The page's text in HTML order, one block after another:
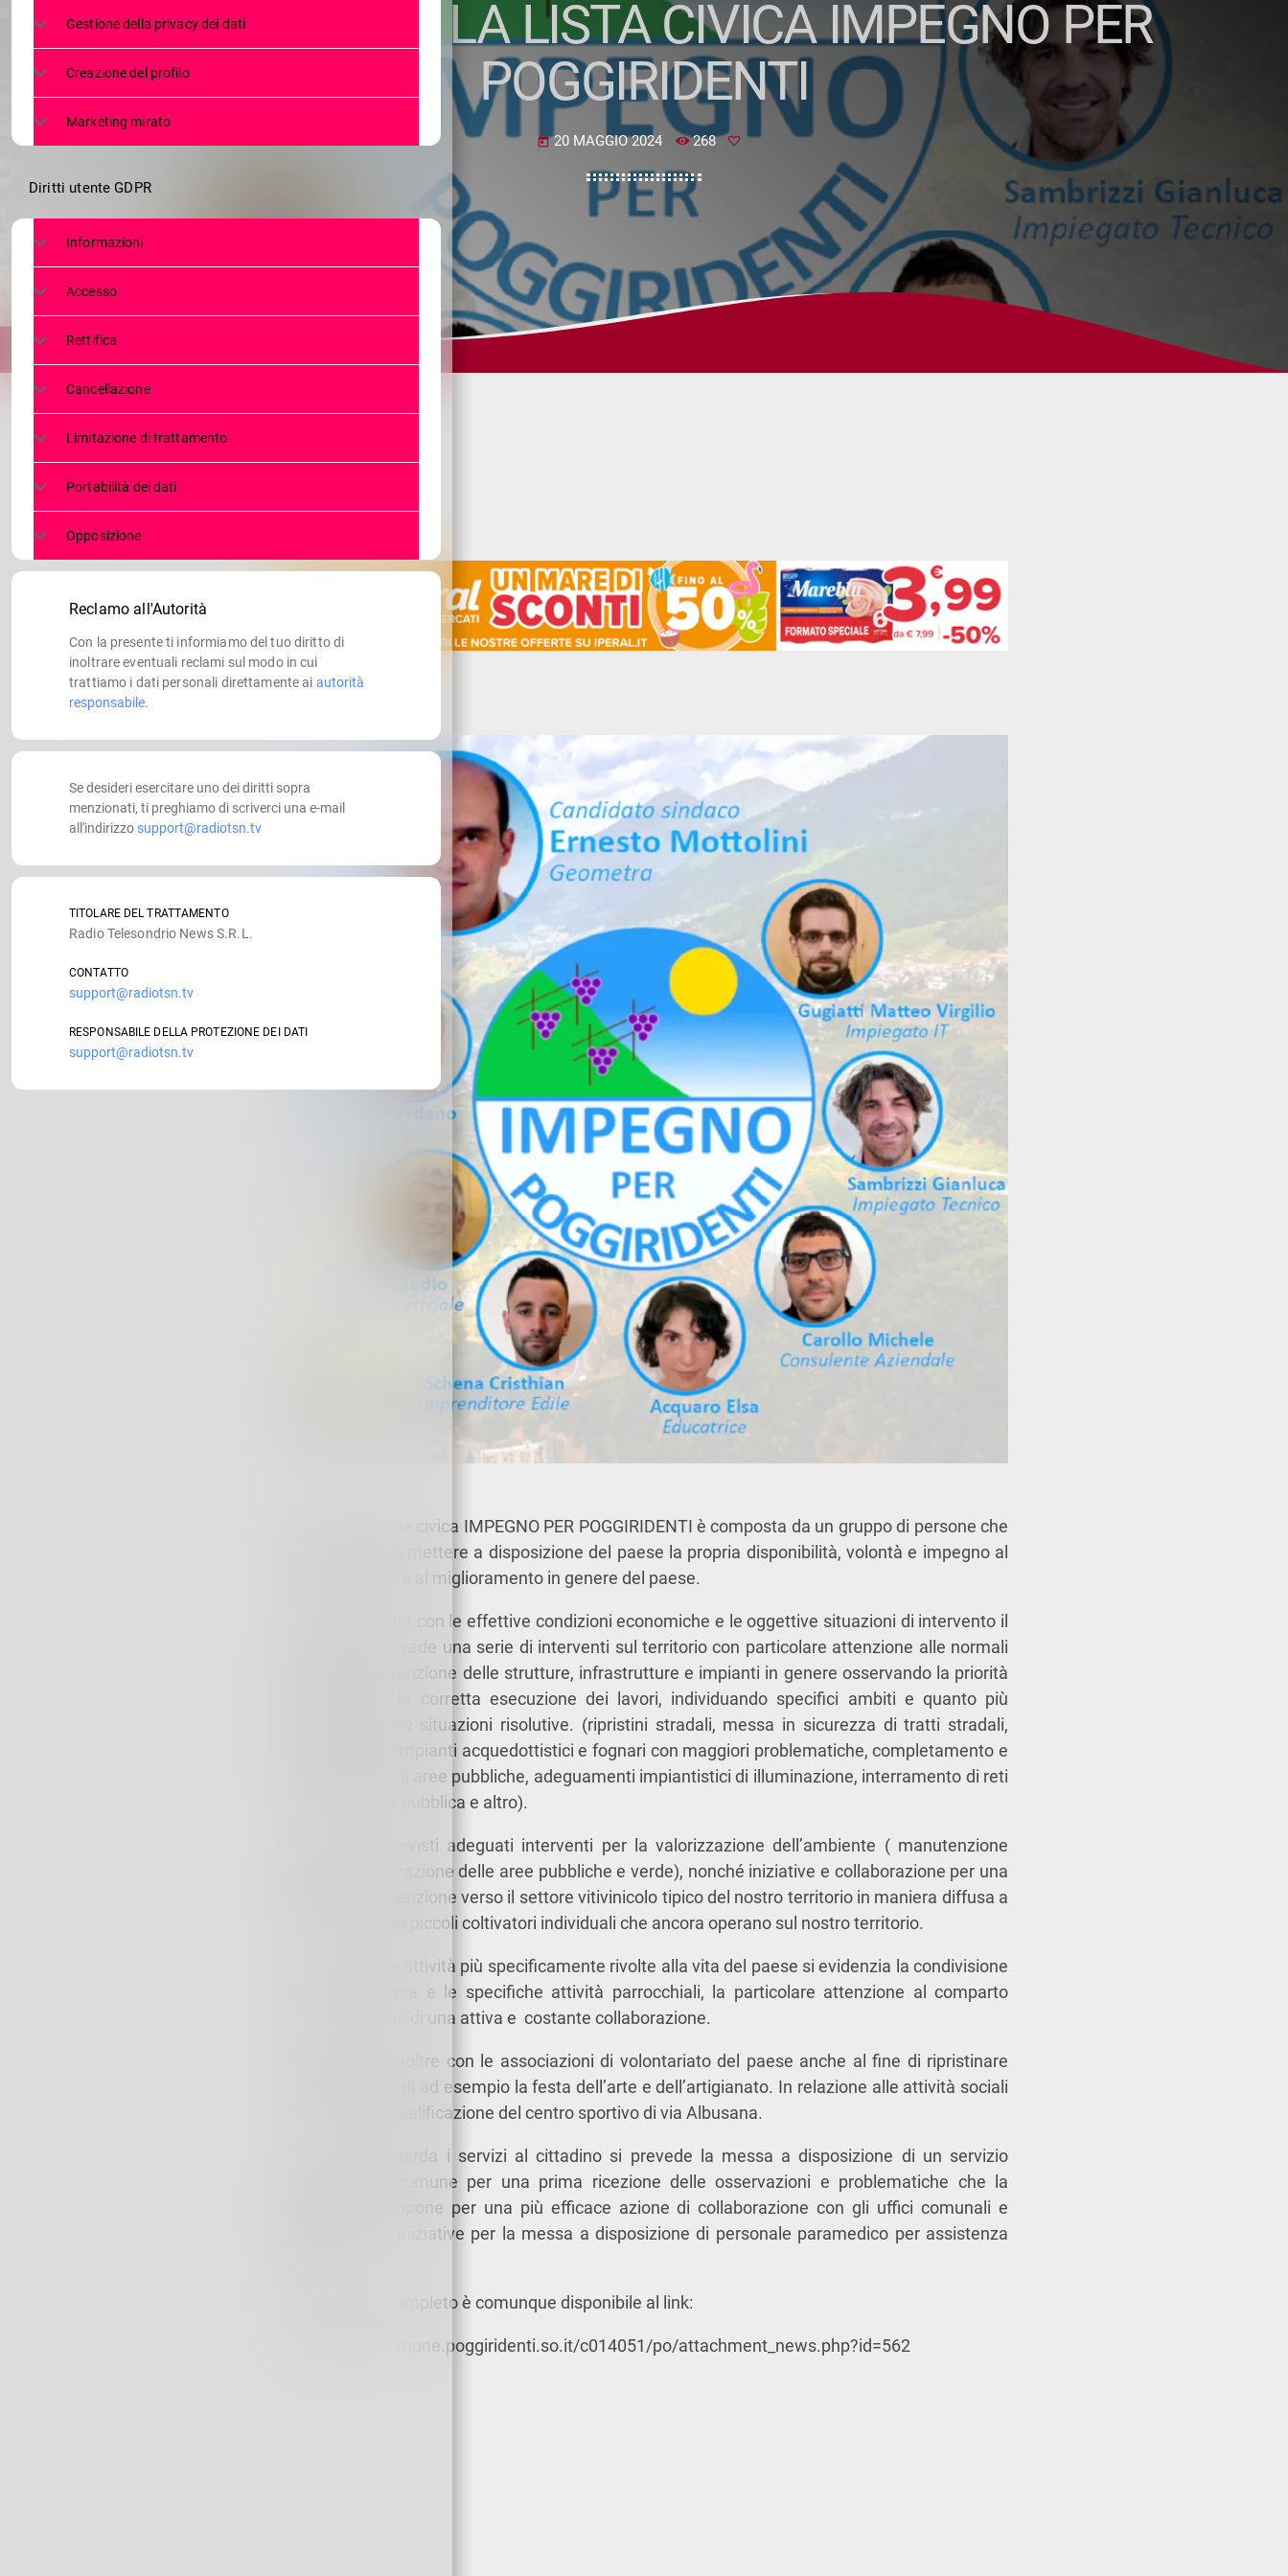
PRESENTATA LA LISTA CIVICA IMPEGNO PER
POGGIRIDENTI
today 20 MAGGIO 2024 268
La lista elettorale civica IMPEGNO PER POGGIRIDENTI è composta da un gruppo di persone che
ha intenzione di mettere a disposizione del paese la propria disponibilità, volontà e impegno al
fine di contribuire al miglioramento in genere del paese.
Compatibilmente con le effettive condizioni economiche e le oggettive situazioni di intervento il
programma prevede una serie di interventi sul territorio con particolare attenzione alle normali
opere di manutenzione delle strutture, infrastrutture e impianti in genere osservando la priorità
d’intervento e la corretta esecuzione dei lavori, individuando specifici ambiti e quanto più
possibili effettive situazioni risolutive. (ripristini stradali, messa in sicurezza di tratti stradali,
interventi sugli impianti acquedottistici e fognari con maggiori problematiche, completamento e
miglioramento di aree pubbliche, adeguamenti impiantistici di illuminazione, interramento di reti
di illuminazione pubblica e altro).
Sono inoltre previsti adeguati interventi per la valorizzazione dell’ambiente ( manutenzione
sentieri, valorizzazione delle aree pubbliche e verde), nonché iniziative e collaborazione per una
più efficacie attenzione verso il settore vitivinicolo tipico del nostro territorio in maniera diffusa a
favore anche dei piccoli coltivatori individuali che ancora operano sul nostro territorio.
In relazione alle attività più specificamente rivolte alla vita del paese si evidenzia la condivisione
con la parrocchia e le specifiche attività parrocchiali, la particolare attenzione al comparto
scolastico al fine di una attiva e costante collaborazione.
Cooperazione inoltre con le associazioni di volontariato del paese anche al fine di ripristinare
varie attività quali ad esempio la festa dell’arte e dell’artigianato. In relazione alle attività sociali
si prevede la riqualificazione del centro sportivo di via Albusana.
Per quanto riguarda i servizi al cittadino si prevede la messa a disposizione di un servizio
all’interno del comune per una prima ricezione delle osservazioni e problematiche che la
popolazione propone per una più efficace azione di collaborazione con gli uffici comunali e
l’attivazione di iniziative per la messa a disposizione di personale paramedico per assistenza
Il programma completo è comunque disponibile al link:
https://www.comune.poggiridenti.so.it/c014051/po/attachment_news.php?id=562
Gestione della privacy dei dati
Creazione del profilo
Marketing mirato
Diritti utente GDPR
Informazioni
Accesso
Rettifica
Cancellazione
Limitazione di trattamento
Portabilità dei dati
Opposizione
Reclamo all'Autorità
Con la presente ti informiamo del tuo diritto di
inoltrare eventuali reclami sul modo in cui
trattiamo i dati personali direttamente ai autorità
responsabile.
Se desideri esercitare uno dei diritti sopra
menzionati, ti preghiamo di scriverci una e-mail
all'indirizzo support@radiotsn.tv
TITOLARE DEL TRATTAMENTO
Radio Telesondrio News S.R.L.
CONTATTO
support@radiotsn.tv
RESPONSABILE DELLA PROTEZIONE DEI DATI
support@radiotsn.tv